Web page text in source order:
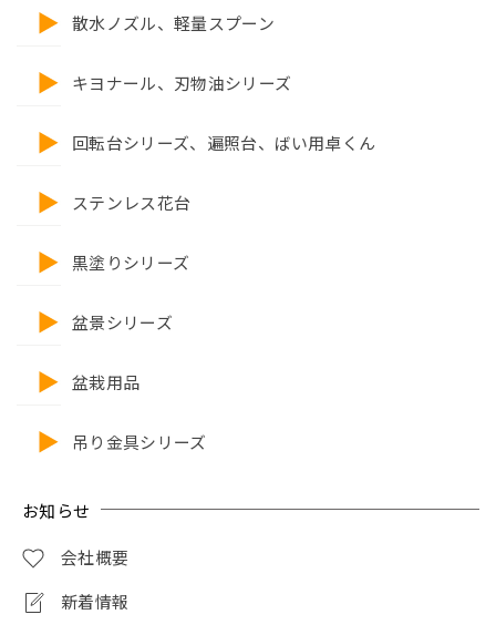
散水ノズル、軽量スプーン
キヨナール、刃物油シリーズ
回転台シリーズ、遍照台、ばい用卓くん
ステンレス花台
黒塗りシリーズ
盆景シリーズ
盆栽用品
吊り金具シリーズ
お知らせ
会社概要
新着情報